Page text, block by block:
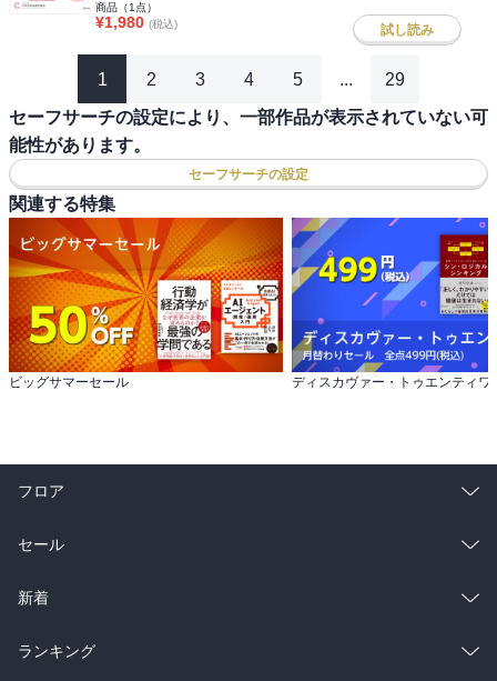
商品（1 点）
¥1,980 (税込) 試し読み
1 2 3 4 5 ... 29
セーフサーチの設定により、一部作品が表示されていない可
能性があります。
セーフサーチの設定
関連する特集
ビッグサマーセール
フロア
総合
ラノベ
雑誌・グラビア
セール
総合
ラノベ
新着
総合
ランキング